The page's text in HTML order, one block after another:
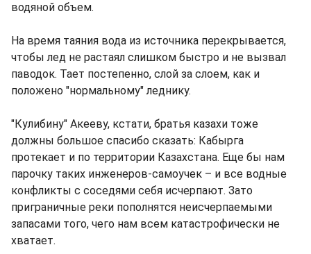
водяной объем.
На время таяния вода из источника перекрывается,
чтобы лед не растаял слишком быстро и не вызвал
паводок. Тает постепенно, слой за слоем, как и
положено "нормальному" леднику.
"Кулибину" Акееву, кстати, братья казахи тоже
должны большое спасибо сказать: Кабырга
протекает и по территории Казахстана. Еще бы нам
парочку таких инженеров-самоучек – и все водные
конфликты с соседями себя исчерпают. Зато
приграничные реки пополнятся неисчерпаемыми
запасами того, чего нам всем катастрофически не
хватает.